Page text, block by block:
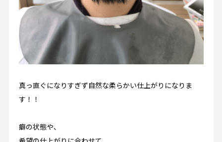
真っ直ぐになりすぎず自然な柔らかい仕上がりになりま
す！！
癖の状態や、